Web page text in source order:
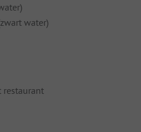
water)
restaurant